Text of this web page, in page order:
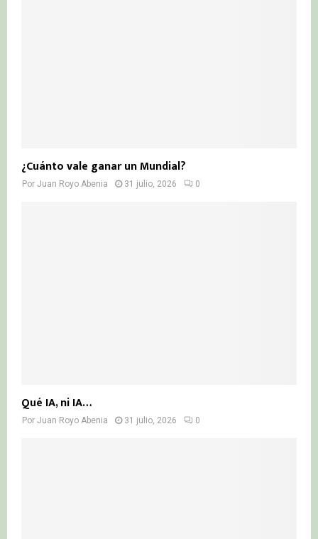
¿Cuánto vale ganar un Mundial?
Por Juan Royo Abenia 31 julio, 2026 0
Qué IA, ni IA…
Por Juan Royo Abenia 31 julio, 2026 0